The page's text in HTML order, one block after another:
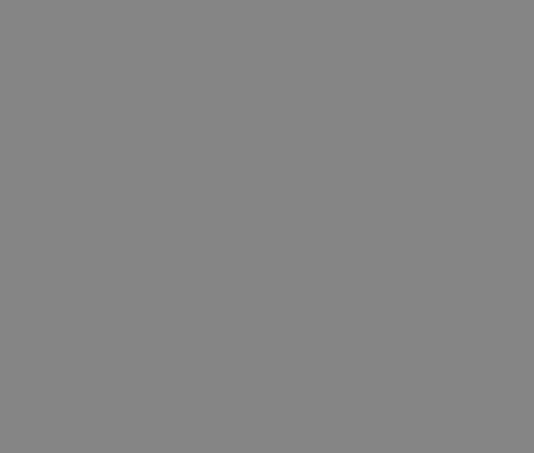
και
ότι οι
συνδεδεμένοι
είναι
της
με
τις
cookie
το